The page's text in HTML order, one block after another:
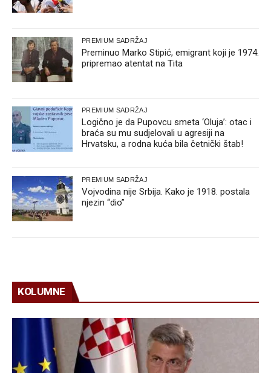
PREMIUM SADRŽAJ
Preminuo Marko Stipić, emigrant koji je 1974.
pripremao atentat na Tita
PREMIUM SADRŽAJ
Logično je da Pupovcu smeta ‘Oluja’: otac i
braća su mu sudjelovali u agresiji na
Hrvatsku, a rodna kuća bila četnički štab!
PREMIUM SADRŽAJ
Vojvodina nije Srbija. Kako je 1918. postala
njezin “dio”
KOLUMNE